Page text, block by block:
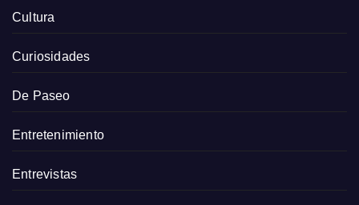
Cultura
Curiosidades
De Paseo
Entretenimiento
Entrevistas